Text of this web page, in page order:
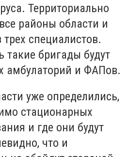
Территориально
районы области и
трех специалистов.
такие бригады будут
амбулаторий и ФАПов.
уже определились,
стационарных
и где они будут
что и